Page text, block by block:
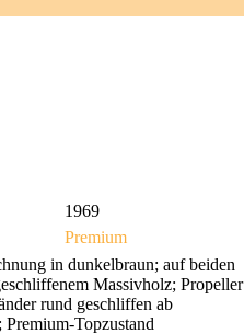
1969
Premium
in dunkelbraun; auf beiden
Massivholz; Propeller
rund geschliffen ab
Topzustand